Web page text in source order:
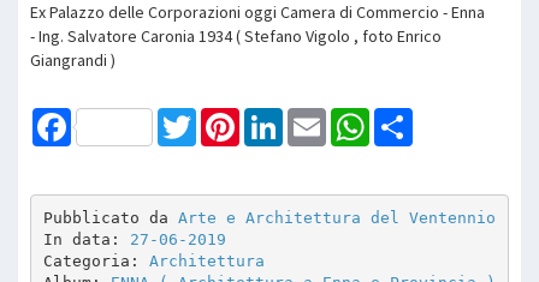
Ex Palazzo delle Corporazioni oggi Camera di Commercio - Enna
- Ing. Salvatore Caronia 1934 ( Stefano Vigolo , foto Enrico
Giangrandi )
Facebook TwitterPinterestLinkedInEmail WhatsApp
Pubblicato da Arte e Architettura del Ventennio
In data: 27-06-2019
Categoria: Architettura